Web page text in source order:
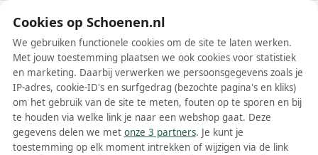
Schoenen.nl
Wis filters Alle filters
Bruine Sacha damesschoenen
Cookies op Schoenen.nl
We gebruiken functionele cookies om de site te laten werken.
Met jouw toestemming plaatsen we ook cookies voor statistiek
en marketing. Daarbij verwerken we persoonsgegevens zoals je
IP-adres, cookie-ID's en surfgedrag (bezochte pagina's en kliks)
om het gebruik van de site te meten, fouten op te sporen en bij
te houden via welke link je naar een webshop gaat. Deze
gegevens delen we met onze 3 partners. Je kunt je
toestemming op elk moment intrekken of wijzigen via de link